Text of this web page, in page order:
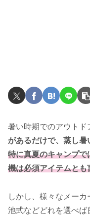
暑い時期でのアウトド
があるだけで、蒸し暑
特に真夏のキャンプ
機は必須アイテムとも
しかし、様々なメー
池式などどれを選べ